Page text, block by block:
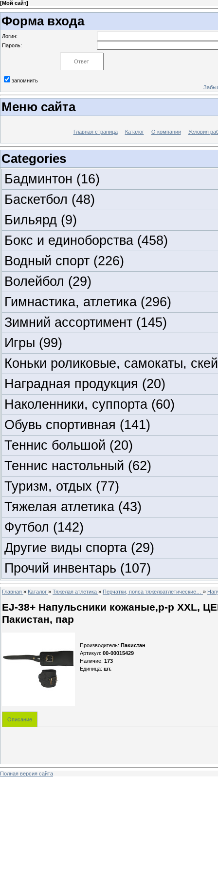
[Мой сайт]
Форма входа
Логин:
Пароль:
запомнить
Меню сайта
Главная страница Каталог О компании Условия
Categories
Бадминтон (16)
Баскетбол (48)
Бильярд (9)
Бокс и единоборства (458)
Водный спорт (226)
Волейбол (29)
Гимнастика, атлетика (296)
Зимний ассортимент (145)
Игры (99)
Коньки роликовые, самокаты,
Наградная продукция (20)
Наколенники, суппорта (60)
Обувь спортивная (141)
Теннис большой (20)
Теннис настольный (62)
Туризм, отдых (77)
Тяжелая атлетика (43)
Футбол (142)
Другие виды спорта (29)
Прочий инвентарь (107)
Главная » Каталог » Тяжелая атлетика » Перчатки, пояса тяжелоатлетические… »
EJ-38+ Напульсники кожаные,p-p XXL,
Пакистан, пар
Производитель: Пакистан
Артикул: 00-00015429
Наличие: 173
Единица: шт.
Описание
Полная версия сайта